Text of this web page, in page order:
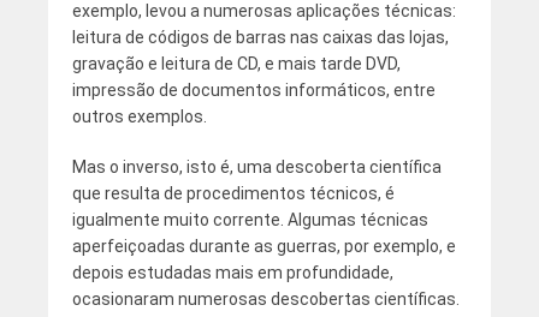
exemplo, levou a numerosas aplicações técnicas:
leitura de códigos de barras nas caixas das lojas,
gravação e leitura de CD, e mais tarde DVD,
impressão de documentos informáticos, entre
outros exemplos.
Mas o inverso, isto é, uma descoberta científica
que resulta de procedimentos técnicos, é
igualmente muito corrente. Algumas técnicas
aperfeiçoadas durante as guerras, por exemplo, e
depois estudadas mais em profundidade,
ocasionaram numerosas descobertas científicas.